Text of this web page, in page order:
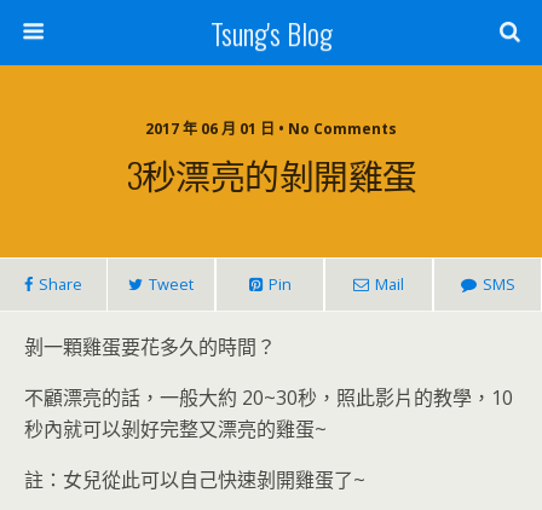
Tsung's Blog
2017 年 06 月 01 日 • No Comments
3秒漂亮的剝開雞蛋
Share Tweet Pin Mail SMS
剝一顆雞蛋要花多久的時間？
不顧漂亮的話，一般大約 20~30秒，照此影片的教學，10
秒內就可以剝好完整又漂亮的雞蛋~
註：女兒從此可以自己快速剝開雞蛋了~